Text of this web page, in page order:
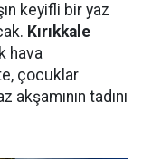
keyifli bir yaz
Kırıkkale
hava
çocuklar
tadını